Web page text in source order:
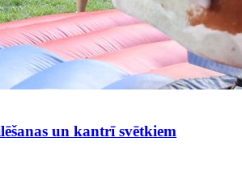
un kantrī svētkiem